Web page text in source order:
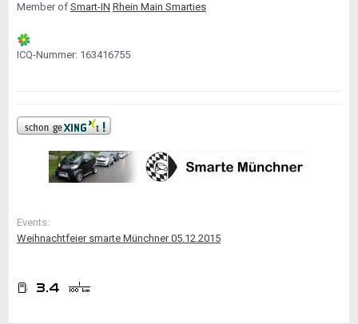
Member of Smart-IN Rhein Main Smarties
ICQ-Nummer: 163416755
Events:
Weihnachtfeier smarte Münchner 05.12.2015